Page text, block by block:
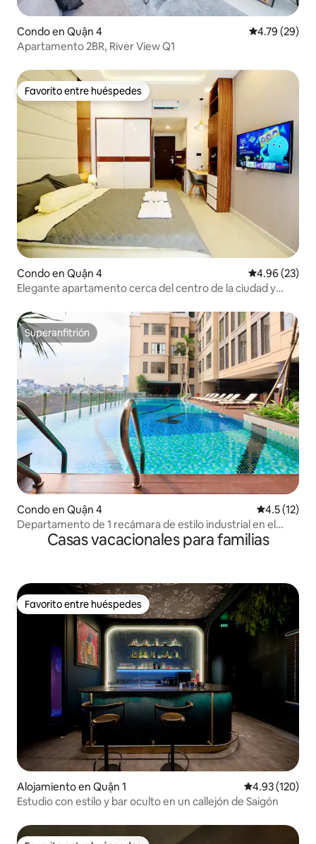
Condo en Quận 4 Calificación
4.79 (29)
Apartamento 2BR, River View Q1
Favorito entre huéspedes
Favorito entre huéspedes
Condo en Quận 4 Calificación
4.96 (23)
Elegante apartamento cerca del centro de la ciudad y
Superanfitrión
Superanfitrión
Condo en Quận 4 Calificación
4.5 (12)
Departamento de 1 recámara de estilo industrial en el
centroCasas vacacionales para familias
Favorito entre huéspedes
Favorito entre huéspedes
Alojamiento en Quận 1 Calificación
4.93 (120)
Estudio con estilo y bar oculto en un callejón de Saigón